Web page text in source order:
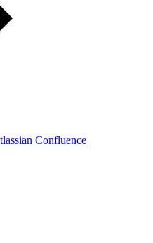
Confluence